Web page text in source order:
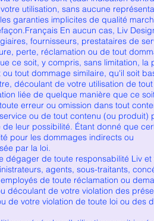
utilisation, sans aucune
garanties implicites de qualité
En aucun cas, Liv
fournisseurs, prestataires de
perte, réclamation ou de tout
ce soit, y compris, sans limitation, la
tout dommage similaire, qu'il soit
découlant de votre utilisation de tout
liée de quelque manière que ce
erreur ou omission dans tout
ou de tout contenu (ou produit)
leur possibilité. Étant donné que
pour les dommages indirects ou
par la loi.
dégager de toute responsabilité Liv et
agents, sous-traitants,
de toute réclamation ou
découlant de votre violation des
de votre violation de toute loi ou des